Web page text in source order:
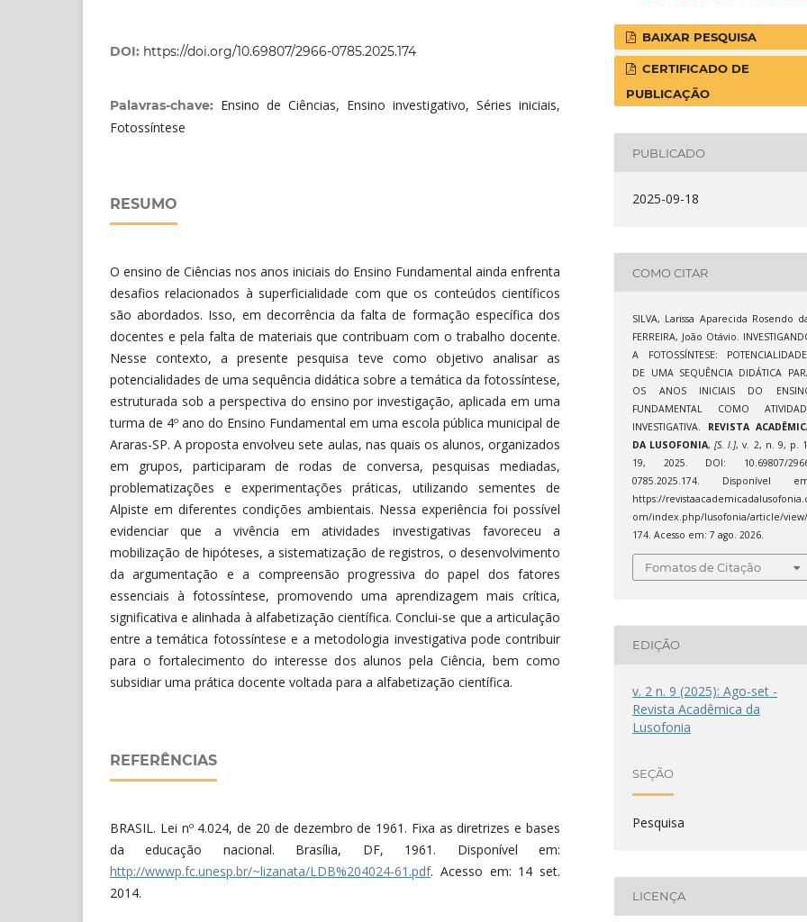
DOI: https://doi.org/10.69807/2966-0785.2025.174
Palavras-chave: Ensino de Ciências, Ensino investigativo, Séries iniciais,
Fotossíntese
RESUMO
O ensino de Ciências nos anos iniciais do Ensino Fundamental ainda enfrenta
desafios relacionados à superficialidade com que os conteúdos científicos
são abordados. Isso, em decorrência da falta de formação específica dos
docentes e pela falta de materiais que contribuam com o trabalho docente.
Nesse contexto, a presente pesquisa teve como objetivo analisar as
potencialidades de uma sequência didática sobre a temática da fotossíntese,
estruturada sob a perspectiva do ensino por investigação, aplicada em uma
turma de 4º ano do Ensino Fundamental em uma escola pública municipal de
Araras-SP. A proposta envolveu sete aulas, nas quais os alunos, organizados
em grupos, participaram de rodas de conversa, pesquisas mediadas,
problematizações e experimentações práticas, utilizando sementes de
Alpiste em diferentes condições ambientais. Nessa experiência foi possível
evidenciar que a vivência em atividades investigativas favoreceu a
mobilização de hipóteses, a sistematização de registros, o desenvolvimento
da argumentação e a compreensão progressiva do papel dos fatores
essenciais à fotossíntese, promovendo uma aprendizagem mais crítica,
significativa e alinhada à alfabetização científica. Conclui-se que a articulação
entre a temática fotossíntese e a metodologia investigativa pode contribuir
para o fortalecimento do interesse dos alunos pela Ciência, bem como
subsidiar uma prática docente voltada para a alfabetização científica.
REFERÊNCIAS
BRASIL. Lei nº 4.024, de 20 de dezembro de 1961. Fixa as diretrizes e bases
da educação nacional. Brasília, DF, 1961. Disponível em:
http://wwwp.fc.unesp.br/~lizanata/LDB%204024-61.pdf. Acesso em: 14 set.
2014.
BAIXAR PESQUISA
CERTIFICADO DE
PUBLICAÇÃO
PUBLICADO
2025-09-18
COMO CITAR
SILVA, Larissa Aparecida Rosendo
FERREIRA, João Otávio.
A FOTOSSÍNTESE:
DE UMA SEQUÊNCIA DIDÁTICA
OS ANOS INICIAIS DO
FUNDAMENTAL COMO
INVESTIGATIVA.
REVISTA
DA LUSOFONIA,[S. l.], v. 2, n. 9, p.
19, 2025. DOI: 10.69807/
0785.2025.174. Disponível
https://
om/index.php/lusofonia/article/view/
174. Acesso em: 7 ago. 2026.
Fomatos de Citação
EDIÇÃO
v. 2 n. 9 (2025): Ago-set -
Revista Acadêmica da
Lusofonia
SEÇÃO
Pesquisa
LICENÇA